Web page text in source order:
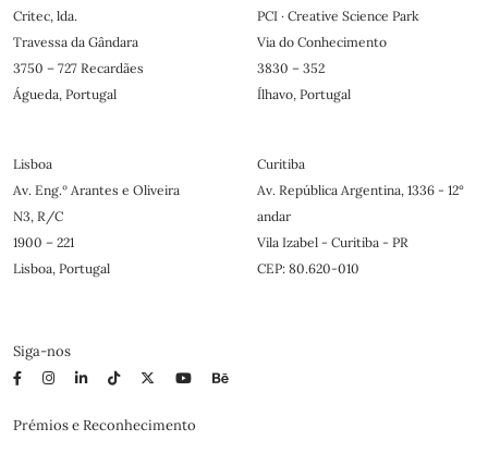
Critec, lda.
Travessa da Gândara
3750 – 727 Recardães
Águeda, Portugal
PCI · Creative Science Park
Via do Conhecimento
3830 – 352
Ílhavo, Portugal
Lisboa
Av. Eng.º Arantes e Oliveira
N3, R/C
1900 – 221
Lisboa, Portugal
Curitiba
Av. República Argentina, 1336 - 12°
andar
Vila Izabel - Curitiba - PR
CEP: 80.620-010
Siga-nos
Prémios e Reconhecimento